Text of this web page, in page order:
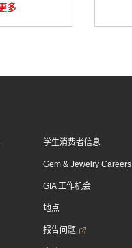
多
学生消费者信息
Gem & Jewelry Careers
GIA 工作机会
地点
报告问题